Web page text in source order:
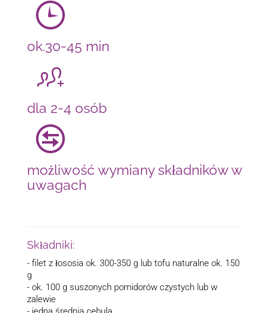
ok.30-45 min
dla 2-4 osób
możliwość wymiany składników w
uwagach
Składniki:
- filet z łososia ok. 300-350 g lub tofu naturalne ok. 150
g
- ok. 100 g suszonych pomidorów czystych lub w
zalewie